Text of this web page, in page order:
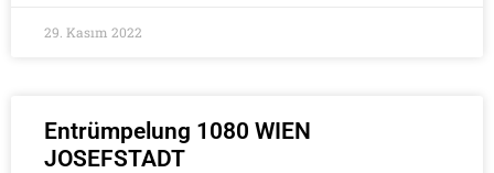
29. Kasım 2022
Entrümpelung 1080 WIEN
JOSEFSTADT